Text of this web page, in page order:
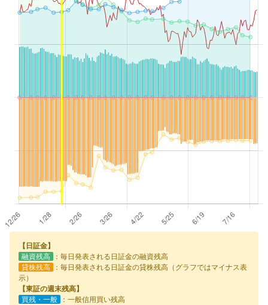
【日証金】
融資残高
：毎日発表される日証金の融資残高
貸株残高
：毎日発表される日証金の貸株残高（グラフではマイナス表
示）
【東証の週末残高】
買残・一般
：一般信用買い残高